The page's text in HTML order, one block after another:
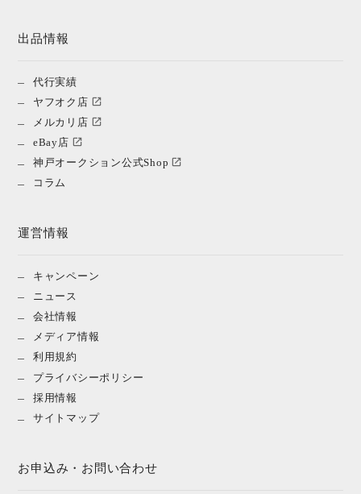
出品情報
代行実績
ヤフオク店
メルカリ店
eBay店
神戸オークション公式Shop
コラム
運営情報
キャンペーン
ニュース
会社情報
メディア情報
利用規約
プライバシーポリシー
採用情報
サイトマップ
お申込み・お問い合わせ